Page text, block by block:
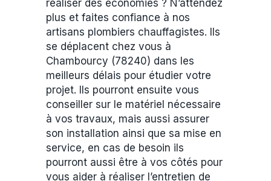
réaliser des économies ? N’attendez
plus et faites confiance à nos
artisans plombiers chauffagistes. Ils
se déplacent chez vous à
Chambourcy (78240) dans les
meilleurs délais pour étudier votre
projet. Ils pourront ensuite vous
conseiller sur le matériel nécessaire
à vos travaux, mais aussi assurer
son installation ainsi que sa mise en
service, en cas de besoin ils
pourront aussi être à vos côtés pour
vous aider à réaliser l’entretien de